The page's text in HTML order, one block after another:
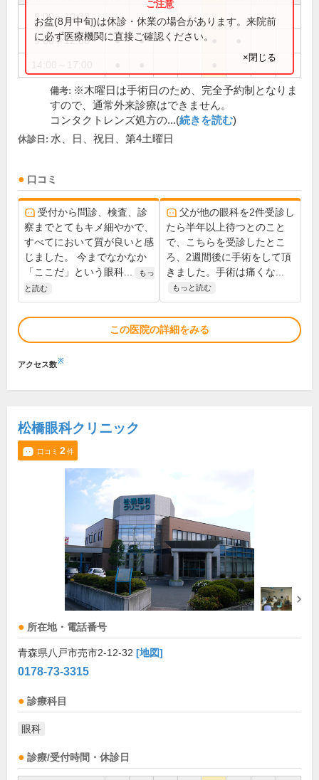
9:00～10:30 ●
9:00～12:00 ● ●
お盆(8月中旬)は休診・休業の場合があります。来院前
に必ず医療機関に直接ご確認ください。
×閉じる
備考: ※木曜日は手術日のため、完全予約制となりま
すので、通常外来診療はできません。
コンタクトレンズ処方の...(続きを読む)
休診日: 水、日、祝日、第4土曜日
口コミ
受付から問診、検査、診
察までとてもキメ細やかで、
すべてにおいて質が良いと感
じました。 今までなかなか
「ここだ」という眼科...
もっ
と読む
父が他の眼科を2件受診し
たら半年以上待つとのこと
で、こちらを受診したとこ
ろ、2週間後に手術をして頂
きました。手術は痛くな...
もっと読む
この医院の詳細をみる
アクセス数※
松橋眼科クリニック
口コミ 2件
所在地・電話番号
青森県八戸市売市2-12-32 [地図]
0178-73-3315
診療科目
眼科
診療/受付時間・休診日